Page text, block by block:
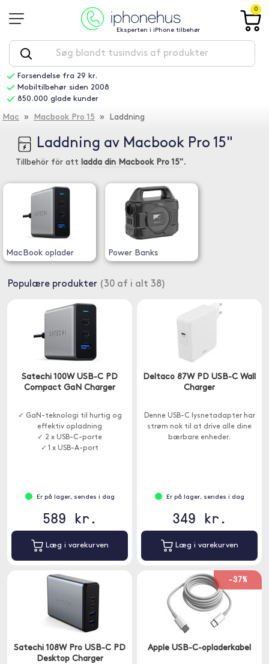
Eksperten i iPhone tilbehør
0
Forsendelse fra 29 kr.
Mobiltilbehør siden 2008
850.000 glade kunder
Mac » Macbook Pro 15 » Laddning
Laddning av Macbook Pro 15"
Tillbehör för att ladda din Macbook Pro 15".
MacBook oplader Power Banks
Populære produkter (30 af i alt 38)
Satechi 100W USB-C PD
Compact GaN Charger
✓ GaN-teknologi til hurtig og
effektiv opladning
✓ 2 x USB-C-porte
✓ 1 x USB-A-port
Er på lager, sendes i dag
589 kr.
Læg i varekurven
Deltaco 87W PD USB-C Wall
Charger
Denne USB-C lysnetadapter har
strøm nok til at drive alle dine
bærbare enheder.
Er på lager, sendes i dag
349 kr.
Læg i varekurven
Satechi 108W Pro USB-C PD
Desktop Charger
-37%
Apple USB-C-opladerkabel